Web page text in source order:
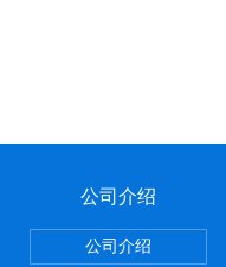
公司介绍
公司介绍